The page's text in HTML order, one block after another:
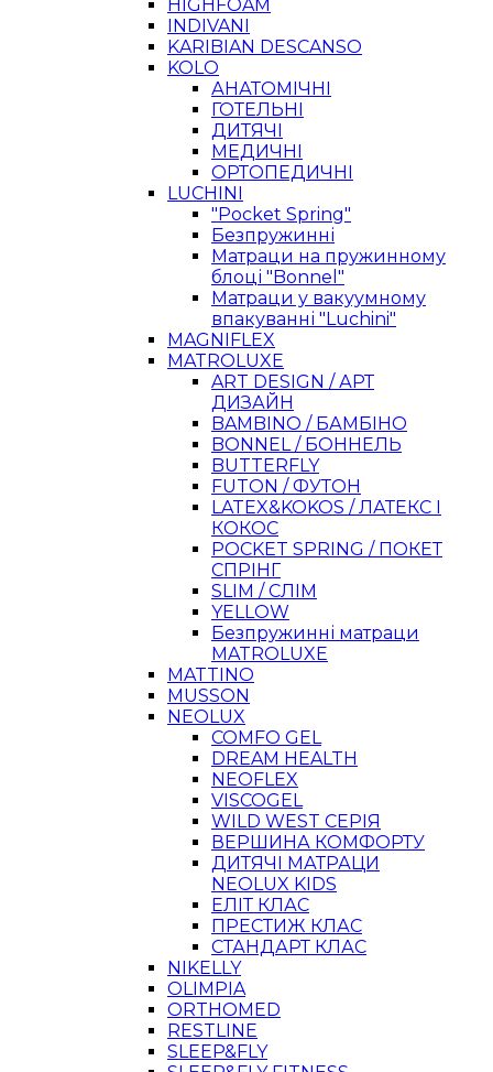
HIGHFOAM
INDIVANI
KARIBIAN DESCANSO
KOLO
АНАТОМІЧНІ
ГОТЕЛЬНІ
ДИТЯЧІ
МЕДИЧНІ
ОРТОПЕДИЧНІ
LUCHINI
"Pocket Spring"
Безпружинні
Матраци на пружинному
блоці "Bonnel"
Матраци у вакуумному
впакуванні "Luchini"
MAGNIFLEX
MATROLUXE
ART DESIGN / АРТ
ДИЗАЙН
BAMBINO / БАМБІНО
BONNEL / БОННЕЛЬ
BUTTERFLY
FUTON / ФУТОН
LATEX&KOKOS / ЛАТЕКС І
КОКОС
POCKET SPRING / ПОКЕТ
СПРІНГ
SLIM / СЛІМ
YELLOW
Безпружинні матраци
MATROLUXE
MATTINO
MUSSON
NEOLUX
COMFO GEL
DREAM HEALTH
NEOFLEX
VISCOGEL
WILD WEST СЕРІЯ
ВЕРШИНА КОМФОРТУ
ДИТЯЧІ МАТРАЦИ
NEOLUX KIDS
ЕЛІТ КЛАС
ПРЕСТИЖ КЛАС
СТАНДАРТ КЛАС
NIKELLY
OLIMPIA
ORTHOMED
RESTLINE
SLEEP&FLY